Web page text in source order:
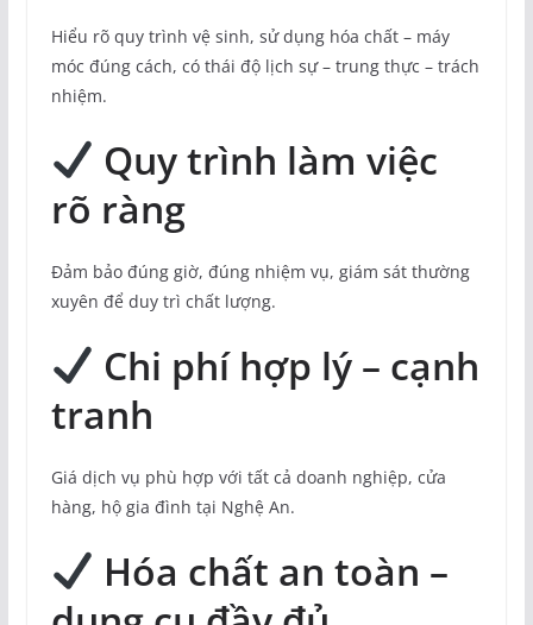
Hiểu rõ quy trình vệ sinh, sử dụng hóa chất – máy
móc đúng cách, có thái độ lịch sự – trung thực – trách
nhiệm.
Quy trình làm việc
rõ ràng
Đảm bảo đúng giờ, đúng nhiệm vụ, giám sát thường
xuyên để duy trì chất lượng.
Chi phí hợp lý – cạnh
tranh
Giá dịch vụ phù hợp với tất cả doanh nghiệp, cửa
hàng, hộ gia đình tại Nghệ An.
Hóa chất an toàn –